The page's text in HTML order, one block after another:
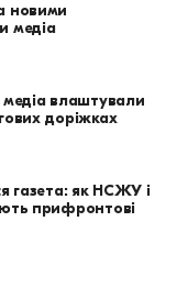
новими
медіа
медіа влаштували
доріжках
газета: як НСЖУ і
прифронтові